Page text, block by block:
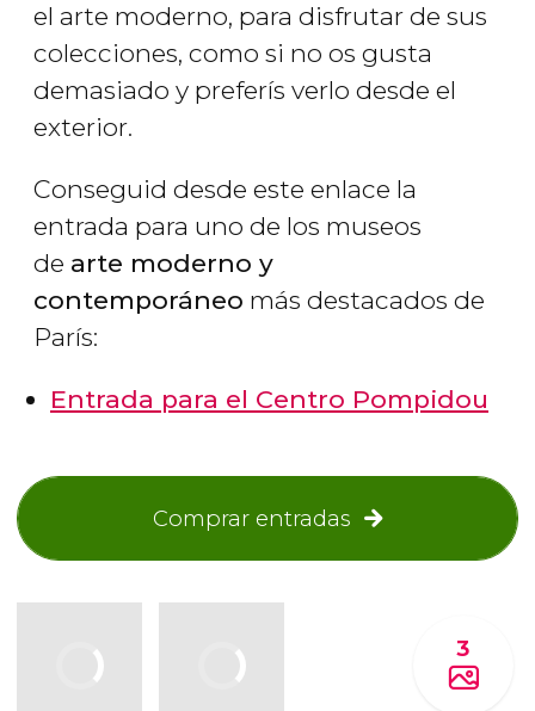
el arte moderno, para disfrutar de sus
colecciones, como si no os gusta
demasiado y preferís verlo desde el
exterior.
Conseguid desde este enlace la
entrada para uno de los museos
de arte moderno y
contemporáneo más destacados de
París:
Entrada para el Centro Pompidou
Comprar entradas
3